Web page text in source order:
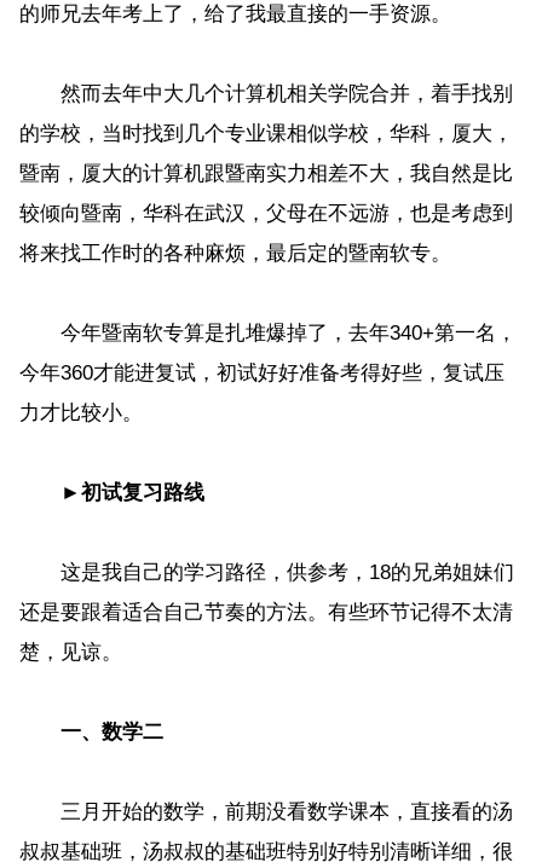
的师兄去年考上了，给了我最直接的一手资源。
然而去年中大几个计算机相关学院合并，着手找别
的学校，当时找到几个专业课相似学校，华科，厦大，
暨南，厦大的计算机跟暨南实力相差不大，我自然是比
较倾向暨南，华科在武汉，父母在不远游，也是考虑到
将来找工作时的各种麻烦，最后定的暨南软专。
今年暨南软专算是扎堆爆掉了，去年340+第一名，
今年360才能进复试，初试好好准备考得好些，复试压
力才比较小。
►初试复习路线
这是我自己的学习路径，供参考，18的兄弟姐妹们
还是要跟着适合自己节奏的方法。有些环节记得不太清
楚，见谅。
一、数学二
三月开始的数学，前期没看数学课本，直接看的汤
叔叔基础班，汤叔叔的基础班特别好特别清晰详细，很